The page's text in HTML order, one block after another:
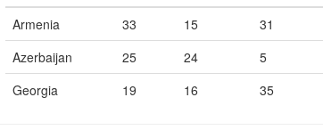
Armenia
33 15 31
Azerbaijan
25 24 5
Georgia
19 16 35